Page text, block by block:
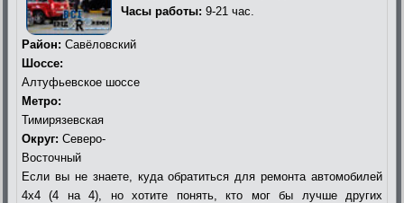
Часы работы: 9-21 час.
Район: Савёловский
Шоссе:
Алтуфьевское шоссе
Метро:
Тимирязевская
Округ: Северо-
Восточный
Если вы не знаете, куда обратиться для ремонта автомобилей
4х4 (4 на 4), но хотите понять, кто мог бы лучше других